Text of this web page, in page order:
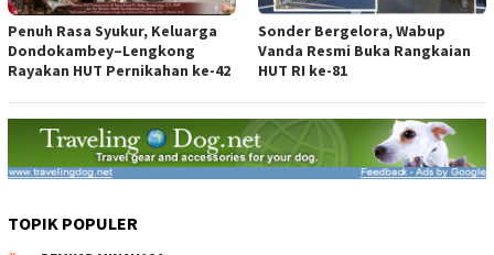
Penuh Rasa Syukur, Keluarga
Dondokambey–Lengkong
Rayakan HUT Pernikahan ke-42
Sonder Bergelora, Wabup
Vanda Resmi Buka Rangkaian
HUT RI ke-81
TOPIK POPULER